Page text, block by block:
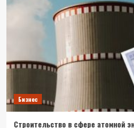
Бизнес
Строительство в сфере атомной